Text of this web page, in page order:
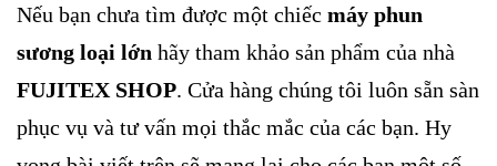
Nếu bạn chưa tìm được một chiếc máy phun
sương loại lớn hãy tham khảo sản phẩm của nhà
FUJITEX SHOP. Cửa hàng chúng tôi luôn sẵn sàn
phục vụ và tư vấn mọi thắc mắc của các bạn. Hy